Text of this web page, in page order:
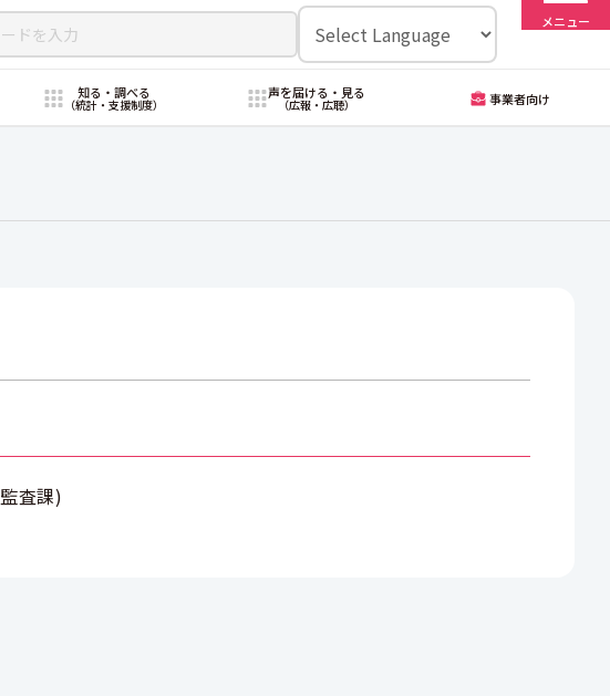
メニュー
知る・調べる
（統計・支援制度）
声を届ける・見る
（広報・広聴） 事業者向け
監査課)